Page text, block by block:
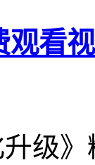
观看
升级